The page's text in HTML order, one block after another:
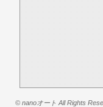
© nanoオート All Rights